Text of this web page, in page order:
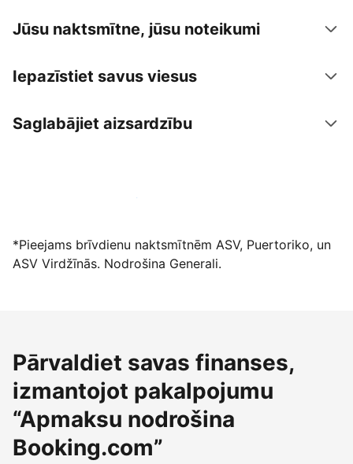
Jūsu naktsmītne, jūsu noteikumi
Iepazīstiet savus viesus
Saglabājiet aizsardzību
Izvietot piedāvājumu mūsu platformā
*Pieejams brīvdienu naktsmītnēm ASV, Puertoriko, un
ASV Virdžīnās. Nodrošina Generali.
Pārvaldiet savas finanses,
izmantojot pakalpojumu
“Apmaksu nodrošina
Booking.com”